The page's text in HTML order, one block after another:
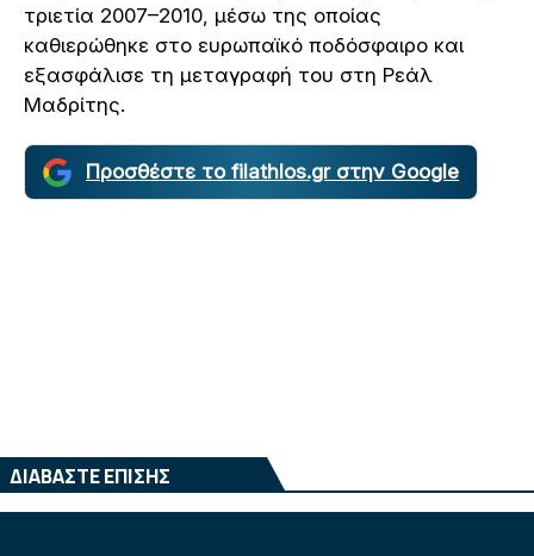
τριετία 2007–2010, μέσω της οποίας
καθιερώθηκε στο ευρωπαϊκό ποδόσφαιρο και
εξασφάλισε τη μεταγραφή του στη Ρεάλ
Μαδρίτης.
Προσθέστε το filathlos.gr στην Google
ΔΙΑΒΑΣΤΕ ΕΠΙΣΗΣ